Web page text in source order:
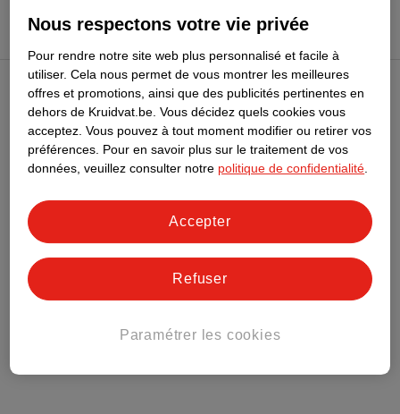
Club Kruidvat
Service Clientèle
Tout sur Kruidvat
Nous respectons votre vie privée
Pour rendre notre site web plus personnalisé et facile à
utiliser. Cela nous permet de vous montrer les meilleures
offres et promotions, ainsi que des publicités pertinentes en
dehors de Kruidvat.be. Vous décidez quels cookies vous
acceptez. Vous pouvez à tout moment modifier ou retirer vos
préférences. Pour en savoir plus sur le traitement de vos
données, veuillez consulter notre politique de confidentialité.
Paramétrer les cookies
Refuser
Accepter